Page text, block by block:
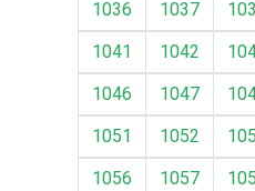
1036
1037
1041
1042
1046
1047
1051
1052
1056
1057